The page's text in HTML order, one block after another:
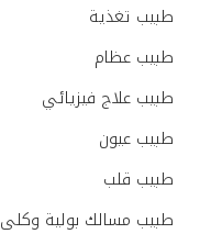
طبيب تغذية
طبيب عظام
طبيب علاج فيزيائي
طبيب عيون
طبيب قلب
طبيب مسالك بولية وكلى